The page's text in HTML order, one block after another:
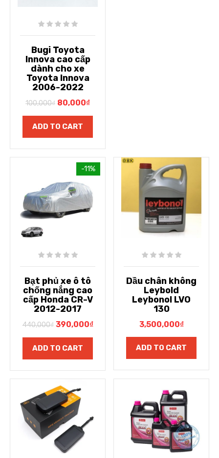
Bugi Toyota
Innova cao cấp
dành cho xe
Toyota Innova
2006-2022
100,000₫ 80,000₫
ADD TO CART
-11%
Bạt phủ xe ô tô
chống nắng cao
cấp Honda CR-V
2012-2017
440,000₫ 390,000₫
ADD TO CART
Dầu chân không
Leybold
Leybonol LVO
130
3,500,000₫
ADD TO CART